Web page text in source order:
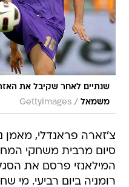
שנתיים לאחר שקיבל את
משמאל /
GettyImages
צ'זארה פראנדלי, מאמן
סיום מרבית משחקי
המילאנזי פרסם את
רומניה ביום רביעי. מי